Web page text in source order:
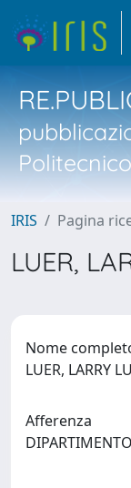
IRIS Pagina
LUER,
Nome
LUER, LARRY
Afferenza